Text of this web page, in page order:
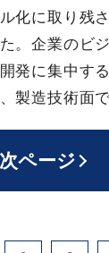
化に取り残
。企業のビ
発に集中す
製造技術面
次ページ